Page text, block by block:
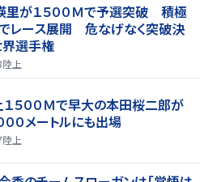
里が１５００Ｍで予選突破 積極
レース展開 危なげなく突破決
選手権
陸上
１５００Ｍで早大の本田桜二郎が
０メートルにも出場
陸上